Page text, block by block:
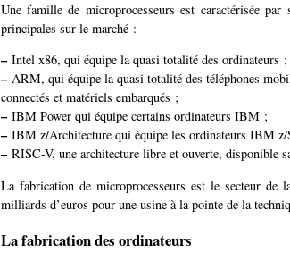
Une famille de microprocesseurs est caractérisée
principales sur le marché :
–Intel x86, qui équipe la quasi totalité des ordinateurs ;
–ARM, qui équipe la quasi totalité des téléphones
connectés et matériels embarqués ;
–IBM Power qui équipe certains ordinateurs IBM ;
–IBM z/Architecture qui équipe les ordinateurs IBM
–RISC-V, une architecture libre et ouverte, disponible
La fabrication de microprocesseurs est le secteur de
milliards d’euros pour une usine à la pointe de la
La fabrication des ordinateurs